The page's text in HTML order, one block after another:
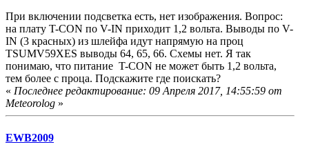
При включении подсветка есть, нет изображения. Вопрос:
на плату T-CON по V-IN приходит 1,2 вольта. Выводы по V-
IN (3 красных) из шлейфа идут напрямую на проц
TSUMV59XES выводы 64, 65, 66. Схемы нет. Я так
понимаю, что питание T-CON не может быть 1,2 вольта,
тем более с проца. Подскажите где поискать?
« Последнее редактирование: 09 Апреля 2017, 14:55:59 от
Meteorolog »
EWB2009